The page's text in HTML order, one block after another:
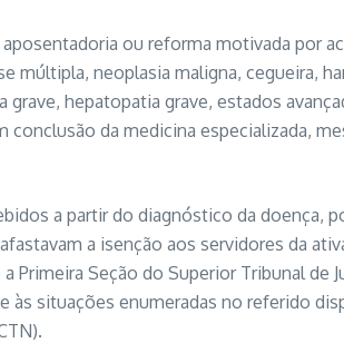
ou reforma motivada por
neoplasia maligna, cegueira,
hepatopatia grave, estados
da medicina especializada,
a partir do diagnóstico da doença,
a isenção aos servidores da
Seção do Superior Tribunal de
situações enumeradas no referido